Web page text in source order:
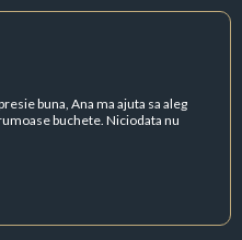
buna, Ana ma ajuta sa aleg
buchete. Niciodata nu